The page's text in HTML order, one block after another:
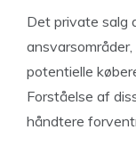
Det private salg
potentielle
Forståelse af
håndtere